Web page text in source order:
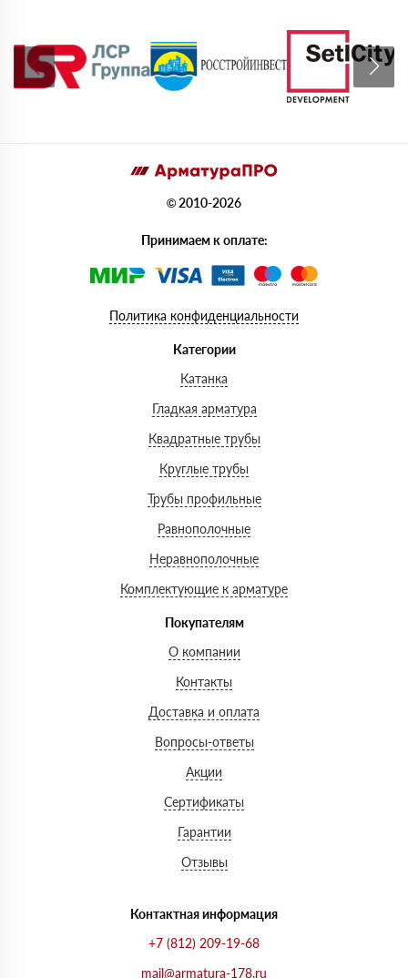
© 2010-2026
Принимаем к оплате:
Политика конфиденциальности
Категории
Катанка
Гладкая арматура
Квадратные трубы
Круглые трубы
Трубы профильные
Равнополочные
Неравнополочные
Комплектующие к арматуре
Покупателям
О компании
Контакты
Доставка и оплата
Вопросы-ответы
Акции
Сертификаты
Гарантии
Отзывы
Контактная информация
+7 (812) 209-19-68
mail@armatura-178.ru